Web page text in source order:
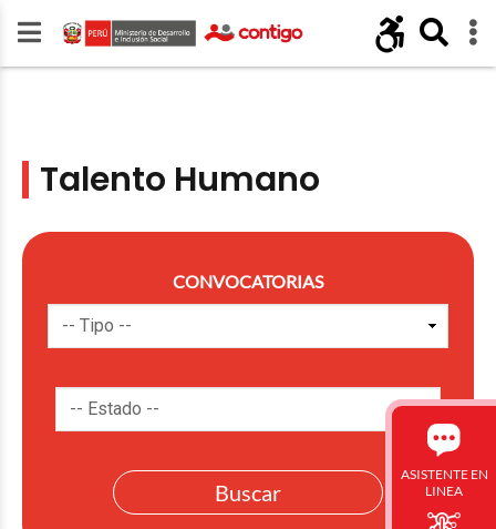
Talento Humano
CONVOCATORIAS
ASISTENTE EN
LINEA